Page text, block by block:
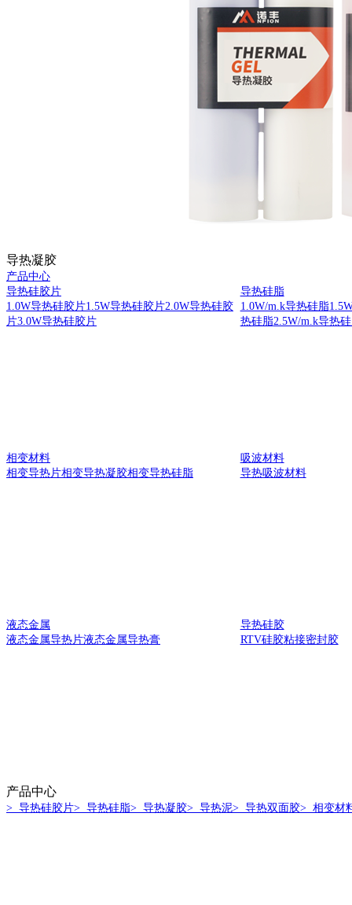
导热凝胶
产品中心
导热硅胶片
1.0W导热硅胶片1.5W导热硅胶片2.0W导热硅胶
片3.0W导热硅胶片
导热硅脂
1.0W/m.k导热硅脂
热硅脂2.5W/m.k导热
相变材料
相变导热片相变导热凝胶相变导热硅脂
吸波材料
导热吸波材料
液态金属
液态金属导热片液态金属导热膏
导热硅胶
RTV硅胶粘接密封胶
产品中心
> 导热硅胶片> 导热硅脂> 导热凝胶> 导热泥> 导热双面胶> 相变材